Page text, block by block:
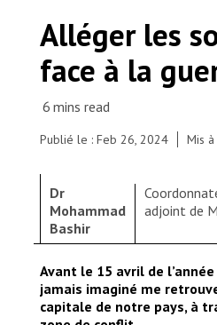
Les États négligent leur
personnes civiles et les
de guerre
Séismes au Venezuela :
Dons des fondations
Partenariat d’entreprise
MSF l'entrepôt. Un cadeau
Les Amis de MSF
Devenez bénévoles au
Travailler avec MSF
Travailler à l’étranger
Travailler au Canada
Nous recrutons : Logisticien
technique
Health, MSF team has started
Umdawanban hospital in
improve healthcare services
Alléger les
face à la
Publié le : Feb 26, 2024 Mis
Dr
Mohammad
Bashir
adjoint de
Avant le 15 avril de
jamais imaginé me
capitale de notre pays, à